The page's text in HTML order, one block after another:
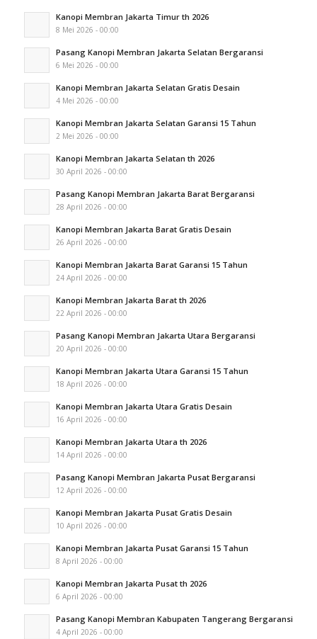
Kanopi Membran Jakarta Timur th 2026
8 Mei 2026 - 00:00
Pasang Kanopi Membran Jakarta Selatan Bergaransi
6 Mei 2026 - 00:00
Kanopi Membran Jakarta Selatan Gratis Desain
4 Mei 2026 - 00:00
Kanopi Membran Jakarta Selatan Garansi 15 Tahun
2 Mei 2026 - 00:00
Kanopi Membran Jakarta Selatan th 2026
30 April 2026 - 00:00
Pasang Kanopi Membran Jakarta Barat Bergaransi
28 April 2026 - 00:00
Kanopi Membran Jakarta Barat Gratis Desain
26 April 2026 - 00:00
Kanopi Membran Jakarta Barat Garansi 15 Tahun
24 April 2026 - 00:00
Kanopi Membran Jakarta Barat th 2026
22 April 2026 - 00:00
Pasang Kanopi Membran Jakarta Utara Bergaransi
20 April 2026 - 00:00
Kanopi Membran Jakarta Utara Garansi 15 Tahun
18 April 2026 - 00:00
Kanopi Membran Jakarta Utara Gratis Desain
16 April 2026 - 00:00
Kanopi Membran Jakarta Utara th 2026
14 April 2026 - 00:00
Pasang Kanopi Membran Jakarta Pusat Bergaransi
12 April 2026 - 00:00
Kanopi Membran Jakarta Pusat Gratis Desain
10 April 2026 - 00:00
Kanopi Membran Jakarta Pusat Garansi 15 Tahun
8 April 2026 - 00:00
Kanopi Membran Jakarta Pusat th 2026
6 April 2026 - 00:00
Pasang Kanopi Membran Kabupaten Tangerang Bergaransi
4 April 2026 - 00:00